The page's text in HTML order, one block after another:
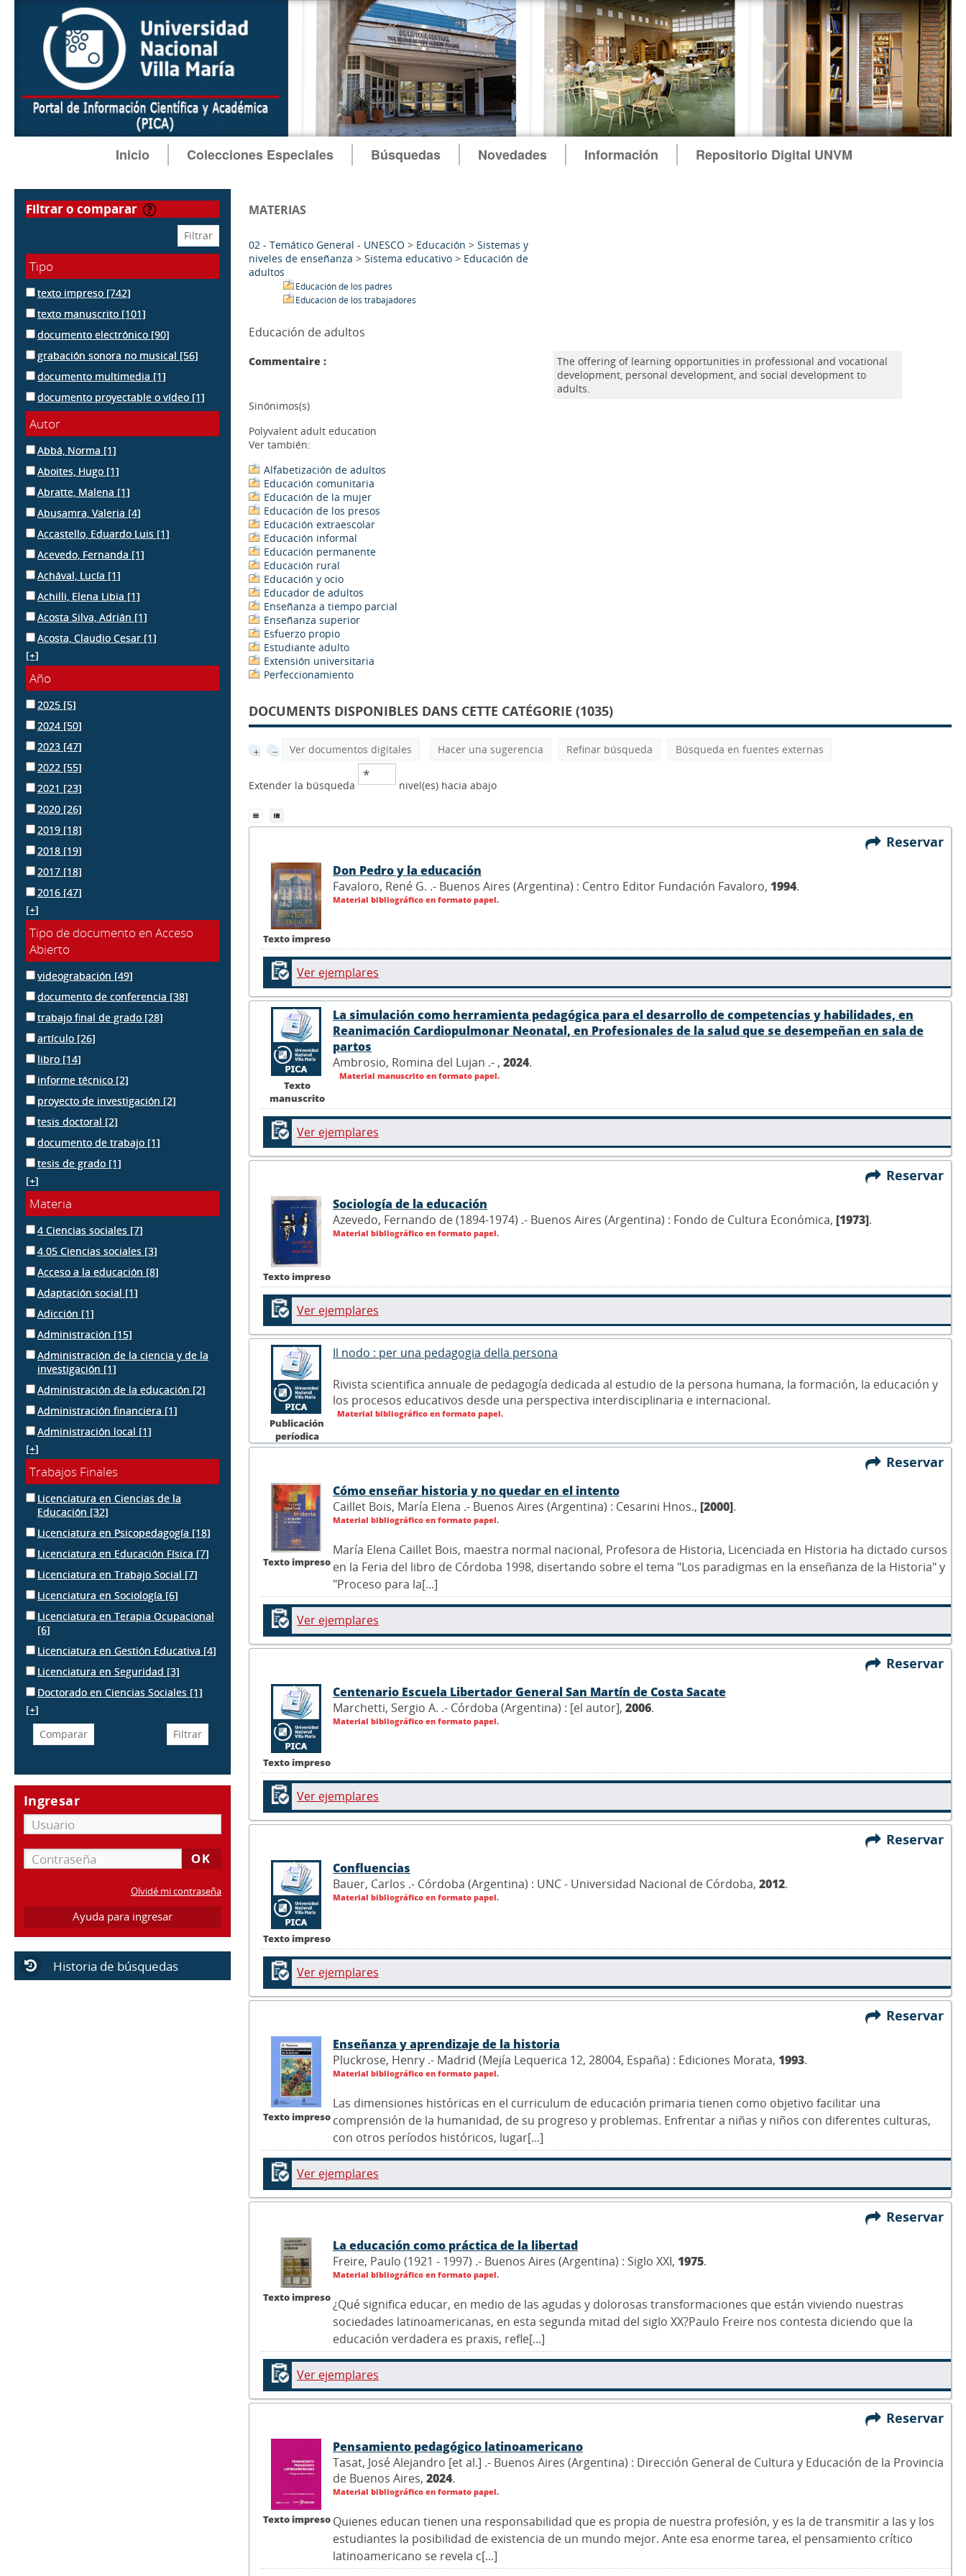
Inicio Colecciones Especiales Búsquedas Novedades Información Repositorio Digital UNVM
filtrar o comparar
Tipo
texto impreso [742]
texto manuscrito [101]
documento electrónico [90]
grabación sonora no musical [56]
documento multimedia [1]
documento proyectable o vídeo [1]
Autor
Abbá, Norma [1]
Aboites, Hugo [1]
Abratte, Malena [1]
Abusamra, Valeria [4]
Accastello, Eduardo Luis [1]
Acevedo, Fernanda [1]
Achával, Lucía [1]
Achilli, Elena Libia [1]
Acosta Silva, Adrián [1]
Acosta, Claudio Cesar [1]
[+]
Año
2025 [5]
2024 [50]
2023 [47]
2022 [55]
2021 [23]
2020 [26]
2019 [18]
2018 [19]
2017 [18]
2016 [47]
[+]
Tipo de documento en Acceso
Abierto
videograbación [49]
documento de conferencia [38]
trabajo final de grado [28]
artículo [26]
libro [14]
informe técnico [2]
proyecto de investigación [2]
tesis doctoral [2]
documento de trabajo [1]
tesis de grado [1]
[+]
Materia
4 Ciencias sociales [7]
4.05 Ciencias sociales [3]
Acceso a la educación [8]
Adaptación social [1]
Adicción [1]
Administración [15]
Administración de la ciencia y de la
investigación [1]
Administración de la educación [2]
Administración financiera [1]
Administración local [1]
[+]
Trabajos Finales
Licenciatura en Ciencias de la
Educación [32]
Licenciatura en Psicopedagogía [18]
Licenciatura en Educación Física [7]
Licenciatura en Trabajo Social [7]
Licenciatura en Sociología [6]
Licenciatura en Terapia Ocupacional
[6]
Licenciatura en Gestión Educativa [4]
Licenciatura en Seguridad [3]
Doctorado en Ciencias Sociales [1]
[+]
Ingresar
Olvidé mi contraseña
Ayuda para ingresar
Historia de búsquedas
MATERIAS
02 - Temático General - UNESCO > Educación > Sistemas y
niveles de enseñanza > Sistema educativo > Educación de
adultos
Educación de los padres
Educación de los trabajadores
Educación de adultos
Commentaire :
The offering of learning opportunities in professional and vocational
development, personal development, and social development to
adults.
Sinónimos(s)
Polyvalent adult education
Ver también:
Alfabetización de adultos
Educación comunitaria
Educación de la mujer
Educación de los presos
Educación extraescolar
Educación informal
Educación permanente
Educación rural
Educación y ocio
Educador de adultos
Enseñanza a tiempo parcial
Enseñanza superior
Esfuerzo propio
Estudiante adulto
Extensión universitaria
Perfeccionamiento
DOCUMENTS DISPONIBLES DANS CETTE CATÉGORIE (1035)
Ver documentos digitales Hacer una sugerencia Refinar búsqueda Búsqueda en fuentes externas
Extender la búsqueda nivel(es) hacia abajo
Reservar
Texto impreso
Don Pedro y la educación
Favaloro, René G. .- Buenos Aires (Argentina) : Centro Editor Fundación Favaloro, 1994.
Material bibliográfico en formato papel.
Ver ejemplares
Texto
manuscrito
La simulación como herramienta pedagógica para el desarrollo de competencias y habilidades, en
Reanimación Cardiopulmonar Neonatal, en Profesionales de la salud que se desempeñan en sala de
partos
Ambrosio, Romina del Lujan .- , 2024.
Material manuscrito en formato papel.
Ver ejemplares
Reservar
Texto impreso
Sociología de la educación
Azevedo, Fernando de (1894-1974) .- Buenos Aires (Argentina) : Fondo de Cultura Económica, [1973].
Material bibliográfico en formato papel.
Ver ejemplares
Publicación
períodica
Il nodo : per una pedagogia della persona
Rivista scientifica annuale de pedagogía dedicada al estudio de la persona humana, la formación, la educación y
los procesos educativos desde una perspectiva interdisciplinaria e internacional.
Material bibliográfico en formato papel.
Reservar
Texto impreso
Cómo enseñar historia y no quedar en el intento
Caillet Bois, María Elena .- Buenos Aires (Argentina) : Cesarini Hnos., [2000].
Material bibliográfico en formato papel.
María Elena Caillet Bois, maestra normal nacional, Profesora de Historia, Licenciada en Historia ha dictado cursos
en la Feria del libro de Córdoba 1998, disertando sobre el tema "Los paradigmas en la enseñanza de la Historia" y
"Proceso para la[...]
Ver ejemplares
Reservar
Texto impreso
Centenario Escuela Libertador General San Martín de Costa Sacate
Marchetti, Sergio A. .- Córdoba (Argentina) : [el autor], 2006.
Material bibliográfico en formato papel.
Ver ejemplares
Reservar
Texto impreso
Confluencias
Bauer, Carlos .- Córdoba (Argentina) : UNC - Universidad Nacional de Córdoba, 2012.
Material bibliográfico en formato papel.
Ver ejemplares
Reservar
Texto impreso
Enseñanza y aprendizaje de la historia
Pluckrose, Henry .- Madrid (Mejía Lequerica 12, 28004, España) : Ediciones Morata, 1993.
Material bibliográfico en formato papel.
Las dimensiones históricas en el curriculum de educación primaria tienen como objetivo facilitar una
comprensión de la humanidad, de su progreso y problemas. Enfrentar a niñas y niños con diferentes culturas,
con otros períodos históricos, lugar[...]
Ver ejemplares
Reservar
Texto impreso
La educación como práctica de la libertad
Freire, Paulo (1921 - 1997) .- Buenos Aires (Argentina) : Siglo XXI, 1975.
Material bibliográfico en formato papel.
¿Qué significa educar, en medio de las agudas y dolorosas transformaciones que están viviendo nuestras
sociedades latinoamericanas, en esta segunda mitad del siglo XX?Paulo Freire nos contesta diciendo que la
educación verdadera es praxis, refle[...]
Ver ejemplares
Reservar
Texto impreso
Pensamiento pedagógico latinoamericano
Tasat, José Alejandro [et al.] .- Buenos Aires (Argentina) : Dirección General de Cultura y Educación de la Provincia
de Buenos Aires, 2024.
Material bibliográfico en formato papel.
Quienes educan tienen una responsabilidad que es propia de nuestra profesión, y es la de transmitir a las y los
estudiantes la posibilidad de existencia de un mundo mejor. Ante esa enorme tarea, el pensamiento crítico
latinoamericano se revela c[...]